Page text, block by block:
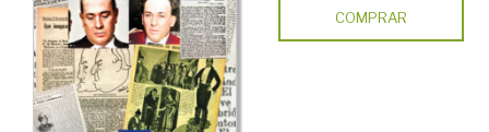
COMPRAR